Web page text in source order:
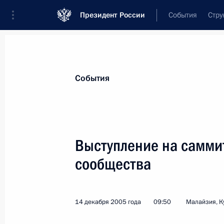
Президент России События
20 мая 2016 года, 15:30
События
Выступление на
сообщества
14 декабря 2005 года 09:50 Малайзия,